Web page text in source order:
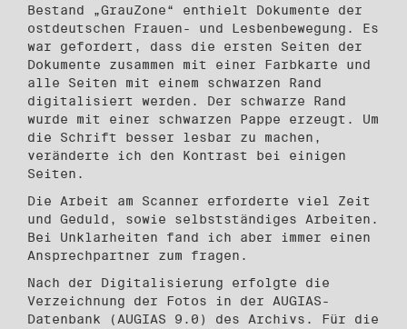
Bestand „GrauZone“ enthielt Dokumente der
ostdeutschen Frauen- und Lesben­bewegung. Es
war gefordert, dass die ersten Seiten der
Dokumente zusammen mit einer Farbkarte und
alle Seiten mit einem schwarzen Rand
digitalisiert werden. Der schwarze Rand
wurde mit einer schwarzen Pappe erzeugt. Um
die Schrift besser lesbar zu machen,
veränderte ich den Kontrast bei einigen
Seiten.
Die Arbeit am Scanner erforderte viel Zeit
und Geduld, sowie selbstständiges Arbei­ten.
Bei Unklarheiten fand ich aber immer einen
Ansprechpartner zum fragen.
Nach der Digitalisierung erfolgte die
Verzeichnung der Fotos in der AUGIAS-
Datenbank (AUGIAS 9.0) des Archivs. Für die